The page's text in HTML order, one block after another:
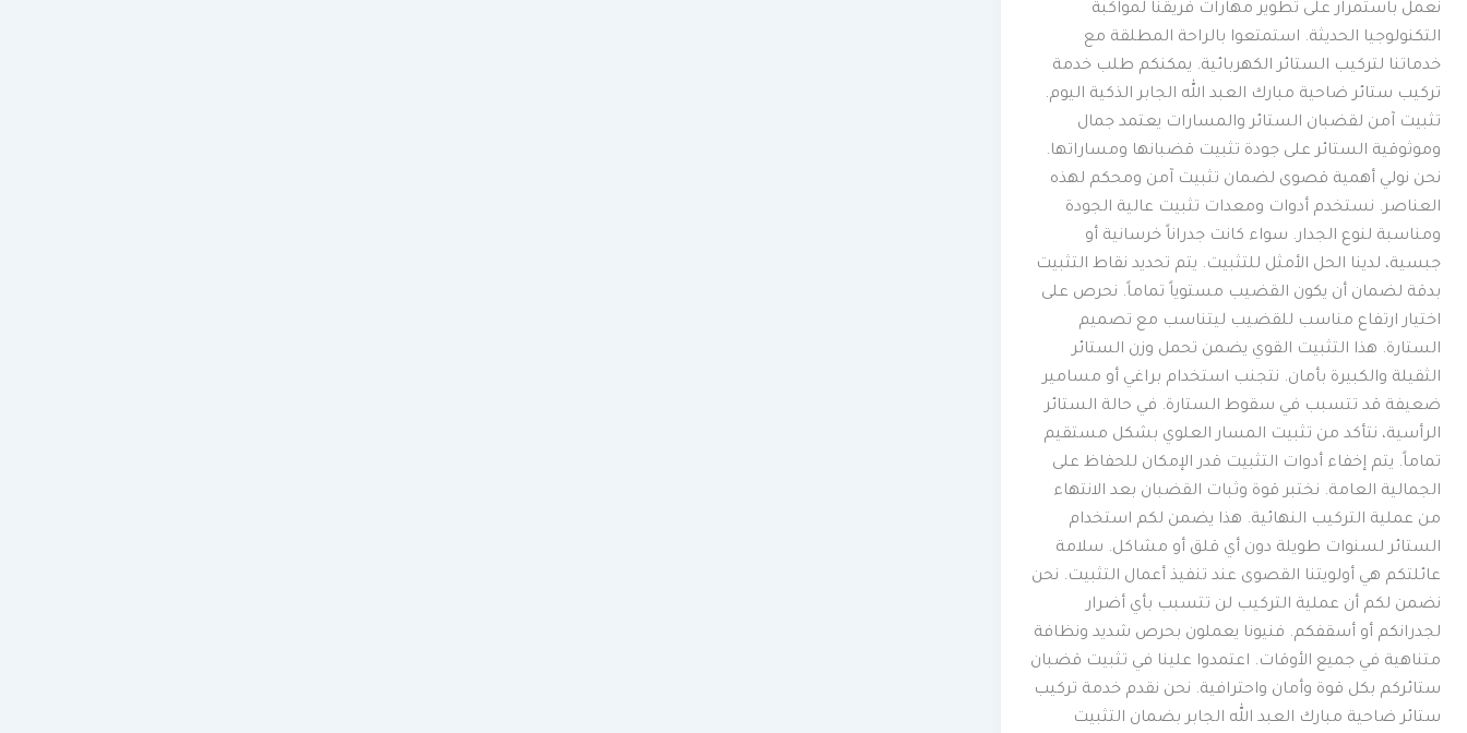
نعمل باستمرار على تطوير مهارات فريقنا لمواكبة
التكنولوجيا الحديثة. استمتعوا بالراحة المطلقة مع
خدماتنا لتركيب الستائر الكهربائية. يمكنكم طلب خدمة
تركيب ستائر ضاحية مبارك العبد الله الجابر الذكية اليوم.
تثبيت آمن لقضبان الستائر والمسارات يعتمد جمال
وموثوقية الستائر على جودة تثبيت قضبانها ومساراتها.
نحن نولي أهمية قصوى لضمان تثبيت آمن ومحكم لهذه
العناصر. نستخدم أدوات ومعدات تثبيت عالية الجودة
ومناسبة لنوع الجدار. سواء كانت جدراناً خرسانية أو
جبسية، لدينا الحل الأمثل للتثبيت. يتم تحديد نقاط التثبيت
بدقة لضمان أن يكون القضيب مستوياً تماماً. نحرص على
اختيار ارتفاع مناسب للقضيب ليتناسب مع تصميم
الستارة. هذا التثبيت القوي يضمن تحمل وزن الستائر
الثقيلة والكبيرة بأمان. نتجنب استخدام براغي أو مسامير
ضعيفة قد تتسبب في سقوط الستارة. في حالة الستائر
الرأسية، نتأكد من تثبيت المسار العلوي بشكل مستقيم
تماماً. يتم إخفاء أدوات التثبيت قدر الإمكان للحفاظ على
الجمالية العامة. نختبر قوة وثبات القضبان بعد الانتهاء
من عملية التركيب النهائية. هذا يضمن لكم استخدام
الستائر لسنوات طويلة دون أي قلق أو مشاكل. سلامة
عائلتكم هي أولويتنا القصوى عند تنفيذ أعمال التثبيت. نحن
نضمن لكم أن عملية التركيب لن تتسبب بأي أضرار
لجدرانكم أو أسقفكم. فنيونا يعملون بحرص شديد ونظافة
متناهية في جميع الأوقات. اعتمدوا علينا في تثبيت قضبان
ستائركم بكل قوة وأمان واحترافية. نحن نقدم خدمة تركيب
ستائر ضاحية مبارك العبد الله الجابر بضمان التثبيت